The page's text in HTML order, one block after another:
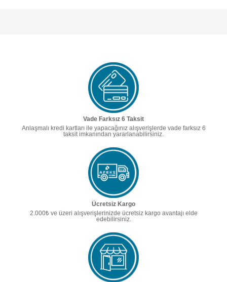
Vade Farksız 6 Taksit
Anlaşmalı kredi kartları ile yapacağınız alışverişlerde vade farksız 6
taksit imkanından yararlanabilirsiniz.
Ücretsiz Kargo
2.000₺ ve üzeri alışverişlerinizde ücretsiz kargo avantajı elde
edebilirsiniz.